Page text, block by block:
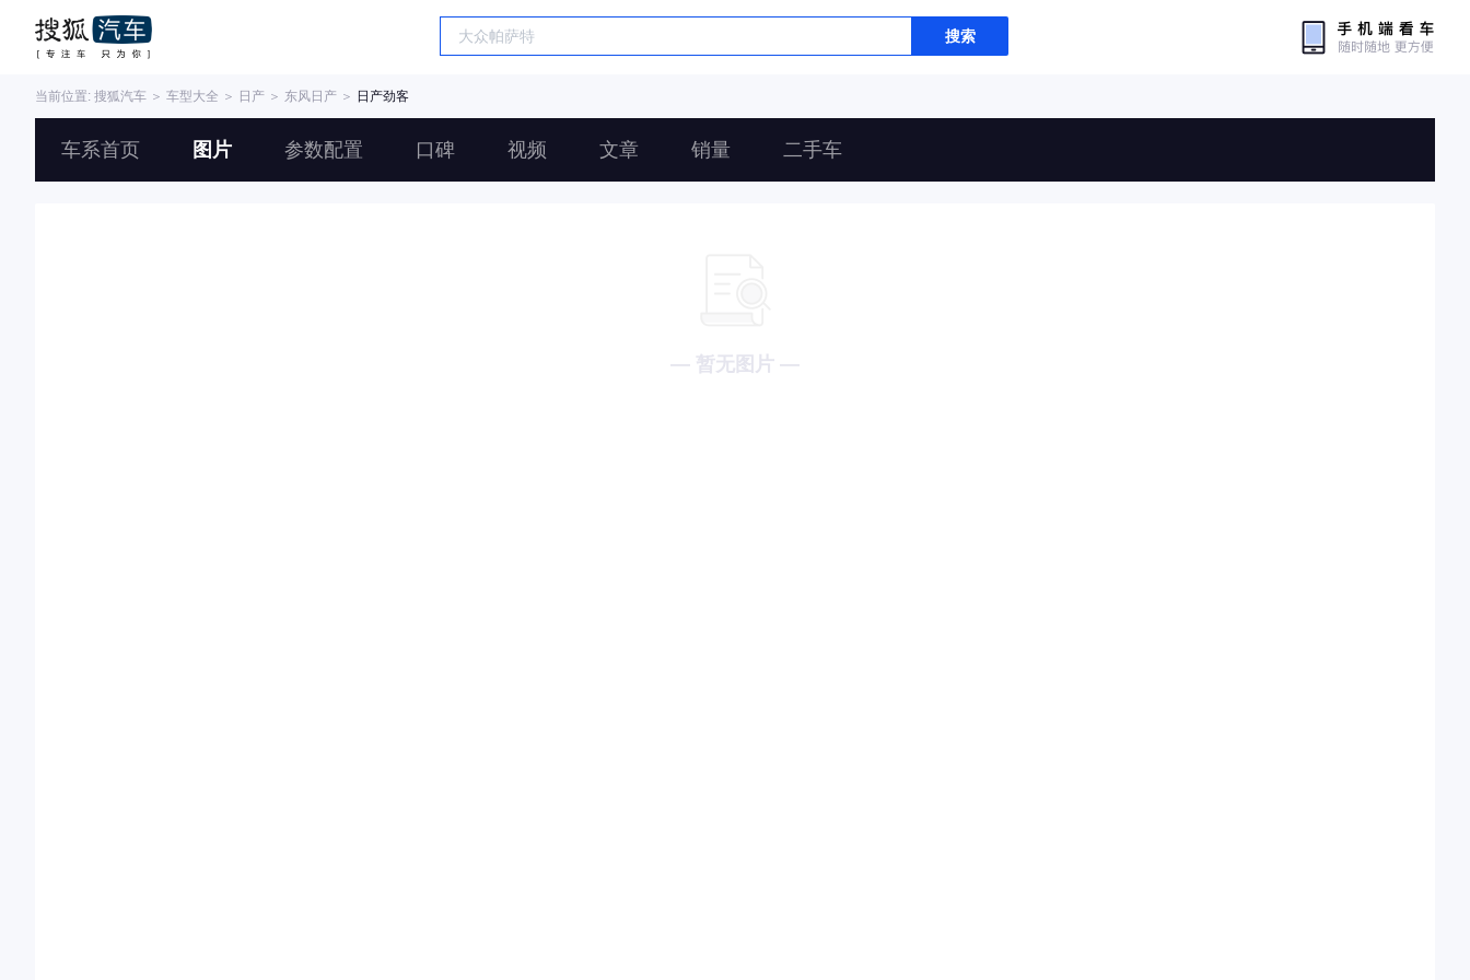
搜索
当前位置: 搜狐汽车 ＞ 车型大全 ＞ 日产 ＞ 东风日产 ＞ 日产劲客
车系首页 图片 参数配置 口碑 视频 文章 销量 二手车
— 暂无图片 —